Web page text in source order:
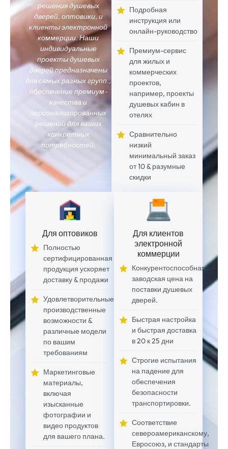
решения душевых
дверей, оптовики, и
клиенты электронной
коммерции. Наши
индивидуальные
проекты душевых
дверей предназначены
для самых разных групп.,
обеспечение премиум-
качества и
персонализированных
решений для ваших
конкретных
потребностей.
Подробная
инструкция или
онлайн-руководство
Премиум-сервис
для жилых и
коммерческих
проектов,
например, проекты
душевых кабин в
отелях
Сравнительно
низкий
минимальный заказ
от 10 & разумные
скидки
Для оптовиков
Полностью
сертифицированная
продукция ускоряет
доставку & продажи
Удовлетворительные
производственные
возможности &
различные модели
по вашим
требованиям
Маркетинговые
материалы,
включая
изысканные
фотографии и
видео продуктов
для вашего плана.
Для клиентов
электронной
коммерции
Конкурентоспособная
заводская цена на
поставки душевых
дверей.
Быстрая настройка
и быстрая доставка
в 20 к 25 дни
Строгие испытания
на падение для
обеспечения
безопасности
транспортировки.
Соответствие
североамериканскому,
Евросоюз, и стандарты